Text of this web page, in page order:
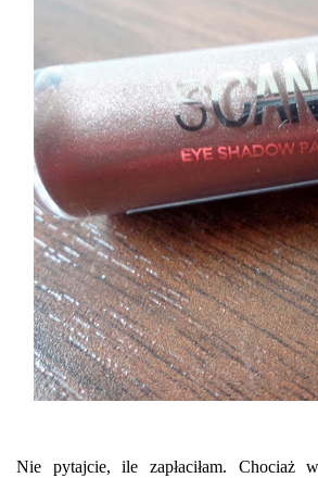
Nie pytajcie, ile zapłaciłam. Chociaż